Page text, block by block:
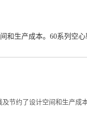
生产成本。60系列空
节约了设计空间和生产